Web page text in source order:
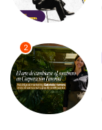
2